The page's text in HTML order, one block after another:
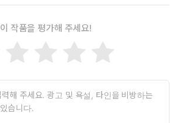
이 작품을 평가해 주세요!